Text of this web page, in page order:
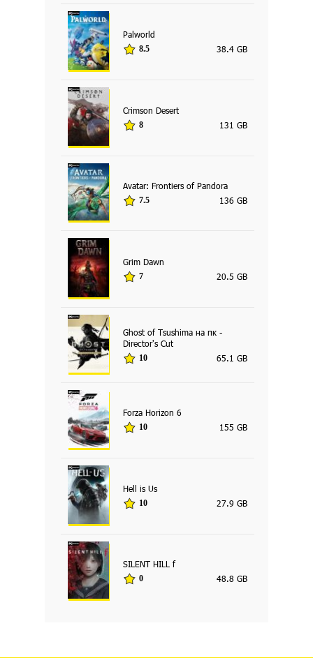
Palworld
8.5 38.4 GB
Crimson Desert
8 131 GB
Avatar: Frontiers of Pandora
7.5 136 GB
Grim Dawn
7 20.5 GB
Ghost of Tsushima на пк -
Director's Cut
10 65.1 GB
Forza Horizon 6
10 155 GB
Hell is Us
10 27.9 GB
SILENT HILL f
0 48.8 GB